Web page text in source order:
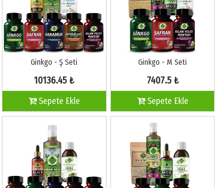
Ginkgo - Ş Seti
10136.45 ₺
Sepete Ekle
Ginkgo - M Seti
7407.5 ₺
Sepete Ekle